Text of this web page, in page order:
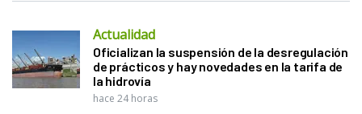
Actualidad
Oficializan la suspensión de la desregulación
de prácticos y hay novedades en la tarifa de
la hidrovía
hace 24 horas